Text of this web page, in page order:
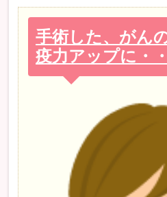
手術した、がん
疫力アップに・